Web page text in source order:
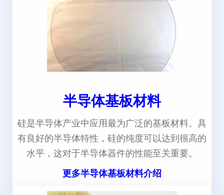
半导体基板材料
硅是半导体产业中应用最为广泛的基板材料。具
有良好的半导体特性，硅的纯度可以达到很高的
水平，这对于半导体器件的性能至关重要。
更多半导体基板材料介绍